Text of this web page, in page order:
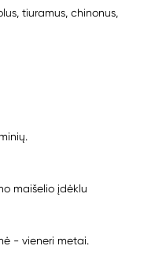
tiuramus, chinonus,
maišelio įdėklu
- vieneri metai.